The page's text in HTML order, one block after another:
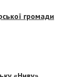
громади